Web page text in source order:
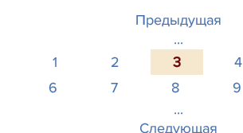
Предыдущая
...
1
2 3 4
6
7 8 9
...
Следующая